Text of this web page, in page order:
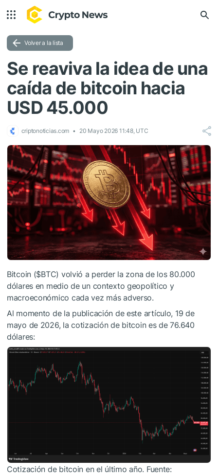
Volver a la lista
Se reaviva la idea de una
caída de bitcoin hacia
USD 45.000
criptonoticias.com 20 Mayo 2026 11:48, UTC
Bitcoin ($BTC) volvió a perder la zona de los 80.000
dólares en medio de un contexto geopolítico y
macroeconómico cada vez más adverso.
Al momento de la publicación de este artículo, 19 de
mayo de 2026, la cotización de bitcoin es de 76.640
dólares:
Cotización de bitcoin en el último año. Fuente: